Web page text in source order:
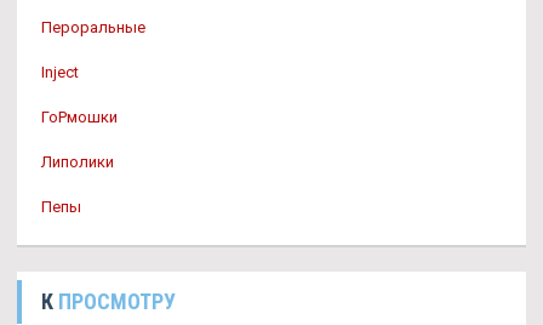
Пероральные
Inject
ГоРмошки
Липолики
Пепы
К ПРОСМОТРУ